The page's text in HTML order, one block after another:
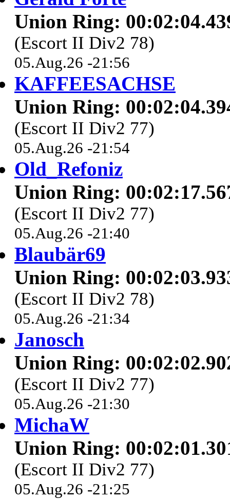
Union Ring:
(Escort II Div2 78)
05.Aug.26 -21:56
KAFFEESACHSE
Union Ring:
(Escort II Div2 77)
05.Aug.26 -21:54
Old_Refoniz
Union Ring:
(Escort II Div2 77)
05.Aug.26 -21:40
Blaubär69
Union Ring:
(Escort II Div2 78)
05.Aug.26 -21:34
Janosch
Union Ring:
(Escort II Div2 77)
05.Aug.26 -21:30
MichaW
Union Ring:
(Escort II Div2 77)
05.Aug.26 -21:25